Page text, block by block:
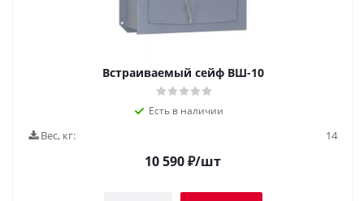
Встраиваемый сейф ВШ-10
Есть в наличии
Вес, кг: 14
10 590₽/шт